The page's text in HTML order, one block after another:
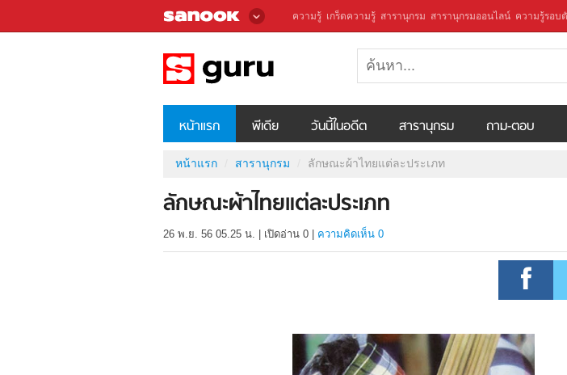
ความรู้ เกร็ดความรู้ สารานุกรม สารานุกรมออนไลน์ ความรู้รอบ
หน้าแรก พีเดีย วันนี้ในอดีต สารานุกรม ถาม-ตอบ
หน้าแรก สารานุกรม ลักษณะผ้าไทยแต่ละประเภท
ลักษณะผ้าไทยแต่ละประเภท
26 พ.ย. 56 05.25 น. เปิดอ่าน 0 ความคิดเห็น 0